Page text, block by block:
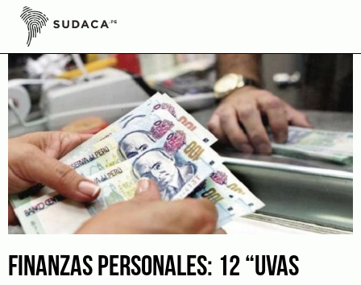
Skip
content
FINANZAS PERSONALES: 12 “UVAS